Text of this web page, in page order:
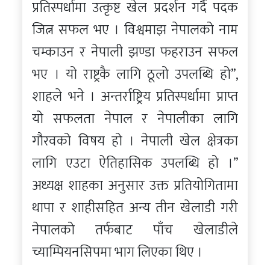
प्रतिस्पर्धामा उत्कृष्ट खेल प्रदर्शन गर्दै पदक
जित्न सफल भए । विश्वमाझ नेपालको नाम
चम्काउन र नेपाली झण्डा फहराउन सफल
भए । यो राष्ट्रकै लागि ठूलो उपलब्धि हो”,
शाहले भने । अन्तर्राष्ट्रिय प्रतिस्पर्धामा प्राप्त
यो सफलता नेपाल र नेपालीका लागि
गौरवको विषय हो । नेपाली खेल क्षेत्रका
लागि एउटा ऐतिहासिक उपलब्धि हो ।”
अध्यक्ष शाहका अनुसार उक्त प्रतियोगितामा
थापा र शाहीसहित अन्य तीन खेलाडी गरी
नेपालको तर्फबाट पाँच खेलाडीले
च्याम्पियनसिपमा भाग लिएका थिए ।